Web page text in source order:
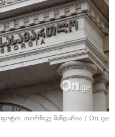
ფოტო: თორნიკე მანდარია / On.ge